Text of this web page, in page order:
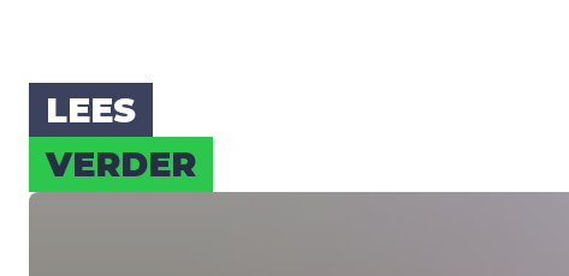
LEES
VER­DER